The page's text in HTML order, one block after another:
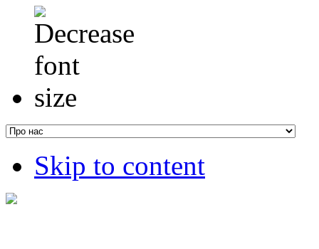
Skip to content